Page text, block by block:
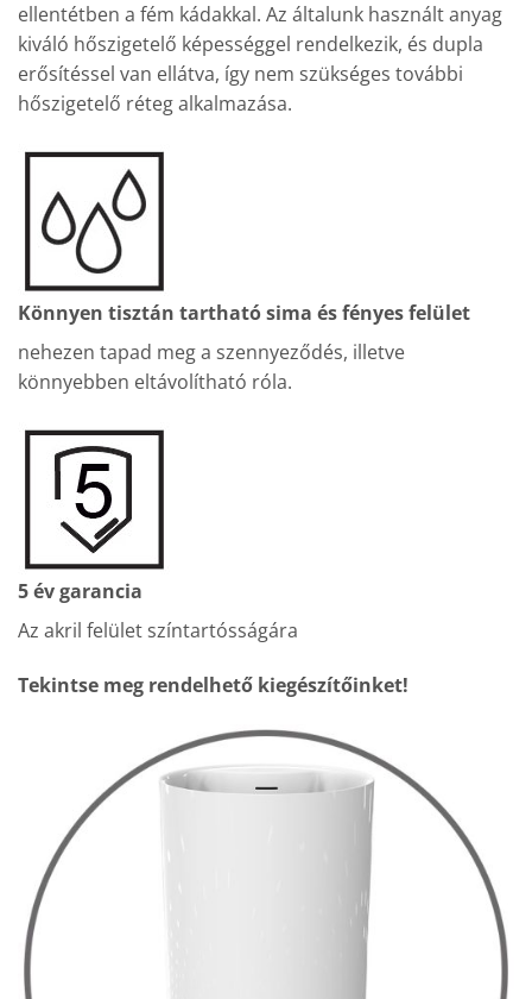
ellentétben a fém kádakkal. Az általunk használt anyag
kiváló hőszigetelő képességgel rendelkezik, és dupla
erősítéssel van ellátva, így nem szükséges további
hőszigetelő réteg alkalmazása.
Könnyen tisztán tartható sima és fényes felület
nehezen tapad meg a szennyeződés, illetve
könnyebben eltávolítható róla.
5 év garancia
Az akril felület színtartósságára
Tekintse meg rendelhető kiegészítőinket!